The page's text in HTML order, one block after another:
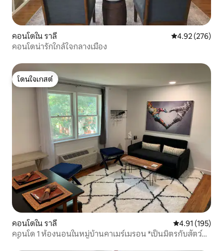
คอนโดใน ราลี คะแนนเฉลี่ย
4.92 (276)
คอนโดน่ารักใกล้ใจกลางเมือง
โดนใจเกสต์
โดนใจเกสต์
คอนโดใน ราลี คะแนนเฉลี่ย
4.91 (195)
คอนโด 1 ห้องนอนในหมู่บ้านคาเมร์เมรอน *เป็นมิตรกับสัตว์